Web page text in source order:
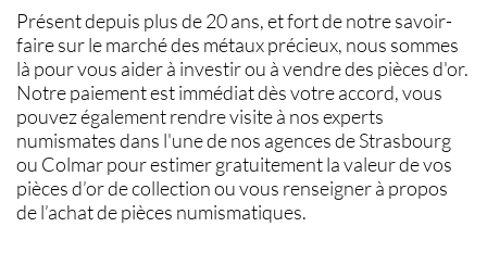
Présent depuis plus de 20 ans, et fort de notre savoir-
faire sur lemarché des métaux précieux, nous sommes
là pour vous aider à investir ou àvendre des pièces d'or.
Notre paiement est immédiat dès votre accord, vous
pouvez également rendre visite à nos experts
numismatesdans l'une de nos agences deStrasbourg
ou Colmarpour estimer gratuitement lavaleur de vos
pièces d’or de collectionou vous renseigner à propos
de l’achat de pièces numismatiques.